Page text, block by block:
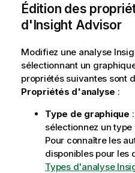
n
o
m
a
t
o
n
s
Édition des
d'Insight Advisor
Modifiez une analyse
sélectionnant un
propriétés suivantes sont
Propriétés d'analyse :
Type de graphique
sélectionnez un
Pour connaître les
disponibles pour les
Types d'analyse